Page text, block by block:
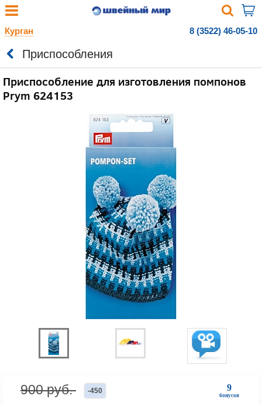
Курган 8 (3522) 46-05-10
Приспособления
Приспособление для изготовления помпонов
Prym 624153
9
бонусов
900 руб. -450